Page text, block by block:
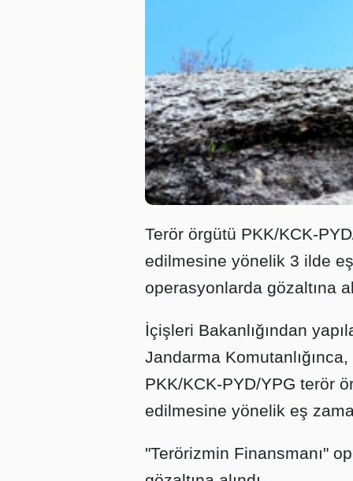
Terör örgütü PKK/KCK-
edilmesine yönelik 3 ilde
operasyonlarda gözaltına
İçişleri Bakanlığından
Jandarma
PKK/KCK-PYD/YPG terör
edilmesine yönelik eş
"Terörizmin Finansmanı"